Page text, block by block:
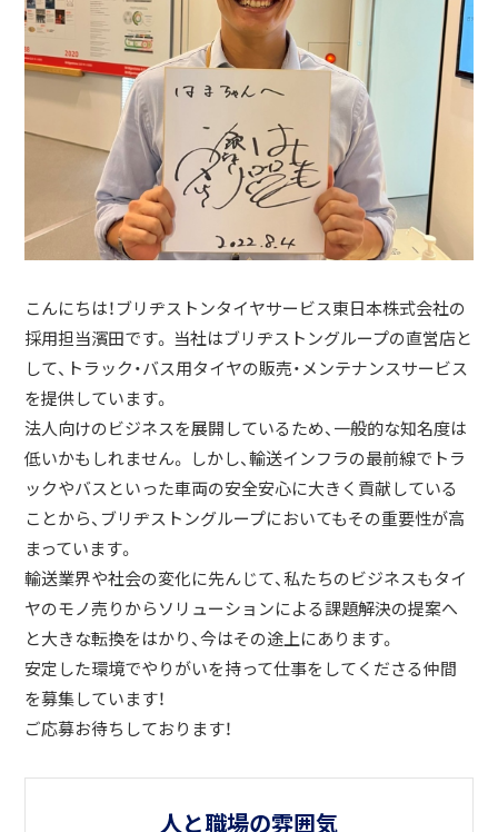
こんにちは！ブリヂストンタイヤサービス東日本株式会社の
採用担当濱田です。 当社はブリヂストングループの直営店と
して、トラック・バス用タイヤの販売・メンテナンスサービス
を提供しています。
法人向けのビジネスを展開しているため、一般的な知名度は
低いかもしれません。 しかし、輸送インフラの最前線でトラ
ックやバスといった車両の安全安心に大きく貢献している
ことから、ブリヂストングループにおいてもその重要性が高
まっています。
輸送業界や社会の変化に先んじて、私たちのビジネスもタイ
ヤのモノ売りからソリューションによる課題解決の提案へ
と大きな転換をはかり、今はその途上にあります。
安定した環境でやりがいを持って仕事をしてくださる仲間
を募集しています！
ご応募お待ちしております！
人と職場の雰囲気